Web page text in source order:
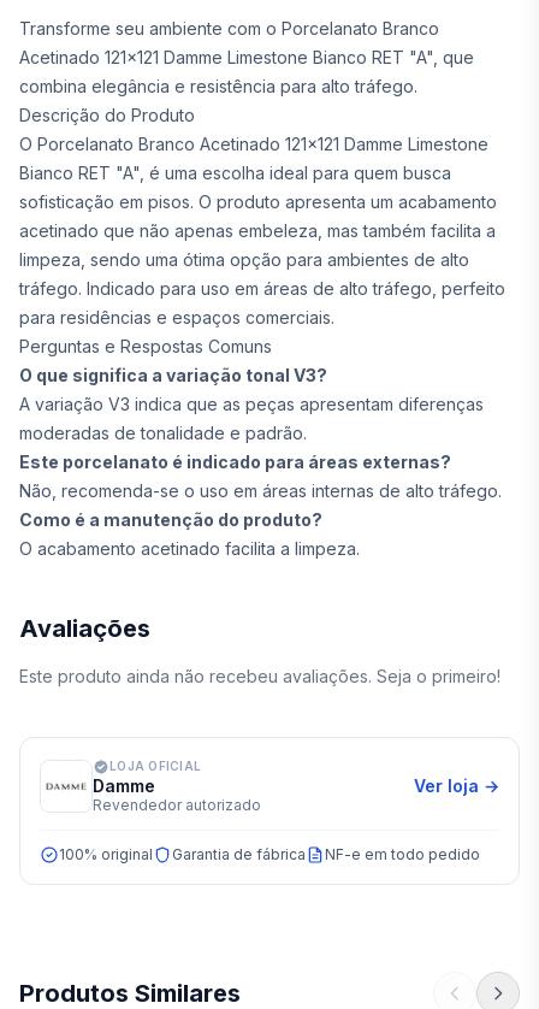
Transforme seu ambiente com o Porcelanato Branco
Acetinado 121x121 Damme Limestone Bianco RET "A", que
combina elegância e resistência para alto tráfego.
Descrição do Produto
O Porcelanato Branco Acetinado 121x121 Damme Limestone
Bianco RET "A", é uma escolha ideal para quem busca
sofisticação em pisos. O produto apresenta um acabamento
acetinado que não apenas embeleza, mas também facilita a
limpeza, sendo uma ótima opção para ambientes de alto
tráfego. Indicado para uso em áreas de alto tráfego, perfeito
para residências e espaços comerciais.
Perguntas e Respostas Comuns
O que significa a variação tonal V3?
A variação V3 indica que as peças apresentam diferenças
moderadas de tonalidade e padrão.
Este porcelanato é indicado para áreas externas?
Não, recomenda-se o uso em áreas internas de alto tráfego.
Como é a manutenção do produto?
O acabamento acetinado facilita a limpeza.
Avaliações
Este produto ainda não recebeu avaliações. Seja o primeiro!
LOJA OFICIAL
Damme
Revendedor autorizado
Ver loja →
100% original Garantia de fábrica NF-e em todo pedido
Produtos Similares